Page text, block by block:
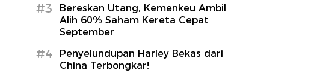
#3
Bereskan Utang, Kemenkeu Ambil
Alih 60% Saham Kereta Cepat
September
#4
Penyelundupan Harley Bekas dari
China Terbongkar!